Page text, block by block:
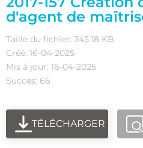
d'agent de
Taille du fichier: 345.18 KB
Créé: 16-04-2025
Mis à jour: 16-04-2025
Succès: 66
TÉLÉCHARGER